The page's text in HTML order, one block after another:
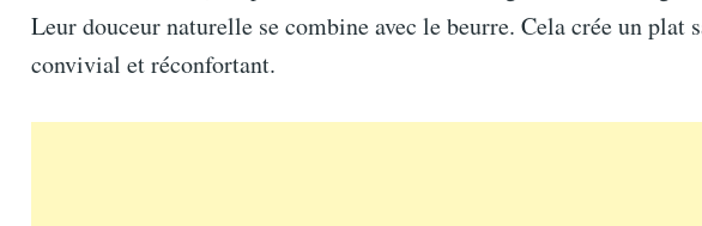
Leur douceur naturelle se combine avec le beurre. Cela crée un plat
convivial et réconfortant.